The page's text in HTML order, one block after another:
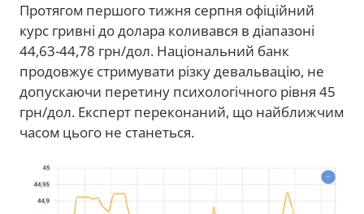
Протягом першого тижня серпня офіційний
курс гривні до долара коливався в діапазоні
44,63-44,78 грн/дол. Національний банк
продовжує стримувати різку девальвацію, не
допускаючи перетину психологічного рівня 45
грн/дол. Експерт переконаний, що найближчим
часом цього не станеться.